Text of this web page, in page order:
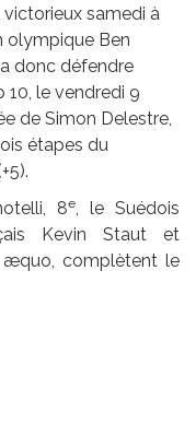
victorieux samedi à
olympique Ben
donc défendre
10, le vendredi 9
de Simon Delestre,
étapes du
8e, le Suédois
Kevin Staut et
æquo, complètent le